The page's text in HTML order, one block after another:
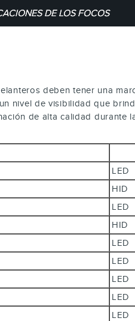
DE LOS FOCOS
deben tener una
nivel de visibilidad que
de alta calidad durante
LED
HID
LED
HID
LED
LED
LED
LED
LED